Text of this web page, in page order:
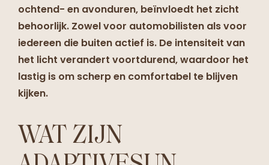
ochtend- en avonduren, beïnvloedt het zicht
behoorlijk. Zowel voor automobilisten als voor
iedereen die buiten actief is. De intensiteit van
het licht verandert voortdurend, waardoor het
lastig is om scherp en comfortabel te blijven
kijken.
WAT ZIJN